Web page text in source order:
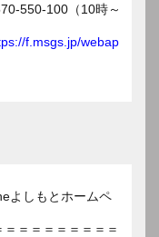
550-100（10時～
f.msgs.jp/webap
よしもとホームペ
＝＝＝＝＝＝＝＝